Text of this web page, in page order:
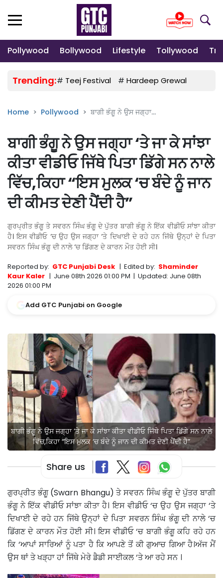
Pollywood Bollywood Lifestyle Tollywood
Trending:# Teej Festival # Hardeep Grewal
Home Pollywood ਬਾਗੀ ਭੰਗੂ ਨੇ ਉਸ ਜਗ੍ਹਾ...
ਬਾਗੀ ਭੰਗੂ ਨੇ ਉਸ ਜਗ੍ਹਾ ‘ਤੇ ਜਾ ਕੇ ਸਾਂਝਾ
ਕੀਤਾ ਵੀਡੀਓ ਜਿੱਥੇ ਪਿਤਾ ਡਿੱਗੇ ਸਨ ਨਾਲੇ
ਵਿੱਚ,ਕਿਹਾ “ਇਸ ਮੁਲਕ ‘ਚ ਬੰਦੇ ਨੂੰ ਜਾਨ
ਦੀ ਕੀਮਤ ਦੇਣੀ ਪੈਂਦੀ ਹੈ”
ਗੁਰਪ੍ਰੀਤ ਭੰਗੂ ਤੇ ਸਵਰਨ ਸਿੰਘ ਭੰਗੂ ਦੇ ਪੁੱਤਰ ਬਾਗੀ ਭੰਗੂ ਨੇ ਇੱਕ ਵੀਡੀਓ ਸਾਂਝਾ ਕੀਤਾ
ਹੈ। ਇਸ ਵੀਡੀਓ ‘ਚ ਉਹ ਉਸ ਜਗ੍ਹਾ ‘ਤੇ ਦਿਖਾਈ ਦੇ ਰਹੇ ਹਨ ਜਿੱਥੇ ਉਨ੍ਹਾਂ ਦੇ ਪਿਤਾ
ਸਵਰਨ ਸਿੰਘ ਭੰਗੂ ਦੀ ਨਾਲੇ ‘ਚ ਡਿੱਗਣ ਦੇ ਕਾਰਨ ਮੌਤ ਹੋਈ ਸੀ।
Reported by: GTC Punjabi Desk | Edited by: Shaminder
Kaur Kaler | June 08th 2026 01:00 PM | Updated: June 08th
2026 01:00 PM
Add GTC Punjabi on Google
ਬਾਗੀ ਭੰਗੂ ਨੇ ਉਸ ਜਗ੍ਹਾ ‘ਤੇ ਜਾ ਕੇ ਸਾਂਝਾ ਕੀਤਾ ਵੀਡੀਓ ਜਿੱਥੇ ਪਿਤਾ ਡਿੱਗੇ ਸਨ ਨਾਲੇ
ਵਿੱਚ,ਕਿਹਾ “ਇਸ ਮੁਲਕ ‘ਚ ਬੰਦੇ ਨੂੰ ਜਾਨ ਦੀ ਕੀਮਤ ਦੇਣੀ ਪੈਂਦੀ ਹੈ”
Share us
ਗੁਰਪ੍ਰੀਤ ਭੰਗੂ (Swarn Bhangu) ਤੇ ਸਵਰਨ ਸਿੰਘ ਭੰਗੂ ਦੇ ਪੁੱਤਰ ਬਾਗੀ
ਭੰਗੂ ਨੇ ਇੱਕ ਵੀਡੀਓ ਸਾਂਝਾ ਕੀਤਾ ਹੈ। ਇਸ ਵੀਡੀਓ ‘ਚ ਉਹ ਉਸ ਜਗ੍ਹਾ ‘ਤੇ
ਦਿਖਾਈ ਦੇ ਰਹੇ ਹਨ ਜਿੱਥੇ ਉਨ੍ਹਾਂ ਦੇ ਪਿਤਾ ਸਵਰਨ ਸਿੰਘ ਭੰਗੂ ਦੀ ਨਾਲੇ ‘ਚ
ਡਿੱਗਣ ਦੇ ਕਾਰਨ ਮੌਤ ਹੋਈ ਸੀ। ਇਸ ਵੀਡੀਓ ‘ਚ ਬਾਗੀ ਭੰਗੂ ਕਹਿ ਰਹੇ ਹਨ
ਕਿ ‘ਆਪਾਂ ਸਾਰਿਆਂ ਨੂੰ ਪਤਾ ਹੈ ਕਿ ਆਪਣੇ ਤੋਂ ਕੀ ਗੁਆਚ ਗਿਆ ਹੈ।ਅੱਜ ਮੈਂ
ਉਸ ਥਾਂ ਤੇ ਖੜ੍ਹਾ ਹਾਂ ਜਿੱਥੇ ਮੇਰੇ ਡੈਡੀ ਸਾਈਕਲ ‘ਤੇ ਆ ਰਹੇ ਸਨ ।